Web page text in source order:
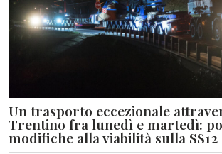
Un trasporto eccezionale
Trentino fra lunedì e martedì:
modifiche alla viabilità sulla SS12